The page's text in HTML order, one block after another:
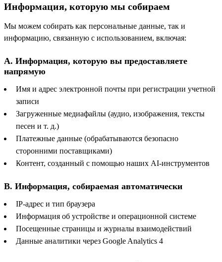
Информация, которую мы собираем
Мы можем собирать как персональные данные, так и
информацию, связанную с использованием, включая:
A. Информация, которую вы предоставляете
напрямую
Имя и адрес электронной почты при регистрации учетной
записи
Загруженные медиафайлы (аудио, изображения, тексты
песен и т. д.)
Платежные данные (обрабатываются безопасно
сторонними поставщиками)
Контент, созданный с помощью наших AI-инструментов
B. Информация, собираемая автоматически
IP-адрес и тип браузера
Информация об устройстве и операционной системе
Посещенные страницы и журналы взаимодействий
Данные аналитики через Google Analytics 4